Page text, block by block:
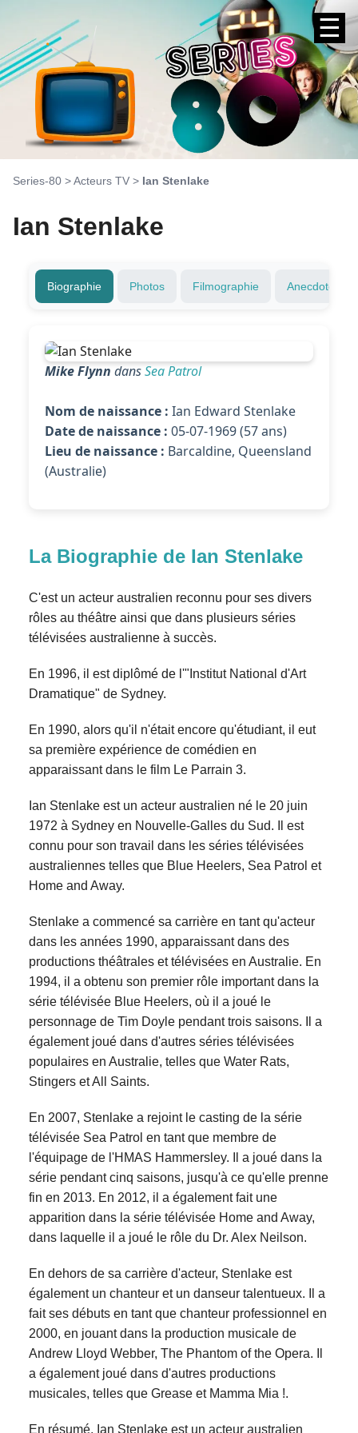
☰
Series-80 >Acteurs TV > Ian Stenlake
Ian Stenlake
Biographie Photos Filmographie Anecdotes
Mike Flynn dansSea Patrol
Nom de naissance : Ian Edward Stenlake
Date de naissance : 05-07-1969 (57 ans)
Lieu de naissance : Barcaldine, Queensland
(Australie)
La Biographie de Ian Stenlake
C'est un acteur australien reconnu pour ses divers
rôles au théâtre ainsi que dans plusieurs séries
télévisées australienne à succès.
En 1996, il est diplômé de l'"Institut National d'Art
Dramatique" de Sydney.
En 1990, alors qu'il n'était encore qu'étudiant, il eut
sa première expérience de comédien en
apparaissant dans le film Le Parrain 3.
Ian Stenlake est un acteur australien né le 20 juin
1972 à Sydney en Nouvelle-Galles du Sud. Il est
connu pour son travail dans les séries télévisées
australiennes telles que Blue Heelers, Sea Patrol et
Home and Away.
Stenlake a commencé sa carrière en tant qu'acteur
dans les années 1990, apparaissant dans des
productions théâtrales et télévisées en Australie. En
1994, il a obtenu son premier rôle important dans la
série télévisée Blue Heelers, où il a joué le
personnage de Tim Doyle pendant trois saisons. Il a
également joué dans d'autres séries télévisées
populaires en Australie, telles que Water Rats,
Stingers et All Saints.
En 2007, Stenlake a rejoint le casting de la série
télévisée Sea Patrol en tant que membre de
l'équipage de l'HMAS Hammersley. Il a joué dans la
série pendant cinq saisons, jusqu'à ce qu'elle prenne
fin en 2013. En 2012, il a également fait une
apparition dans la série télévisée Home and Away,
dans laquelle il a joué le rôle du Dr. Alex Neilson.
En dehors de sa carrière d'acteur, Stenlake est
également un chanteur et un danseur talentueux. Il a
fait ses débuts en tant que chanteur professionnel en
2000, en jouant dans la production musicale de
Andrew Lloyd Webber, The Phantom of the Opera. Il
a également joué dans d'autres productions
musicales, telles que Grease et Mamma Mia !.
En résumé, Ian Stenlake est un acteur australien